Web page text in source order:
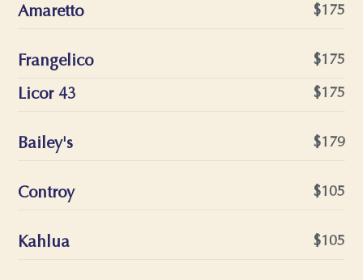
Amaretto $175
Frangelico $175
Licor 43 $175
Bailey's $179
Controy $105
Kahlua $105